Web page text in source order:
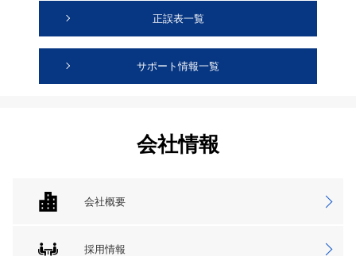
正誤表一覧
サポート情報一覧
会社情報
会社概要
採用情報